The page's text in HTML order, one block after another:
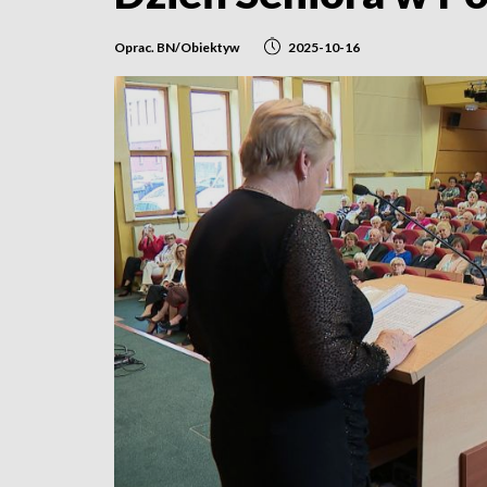
Oprac. BN/Obiektyw 2025-10-16